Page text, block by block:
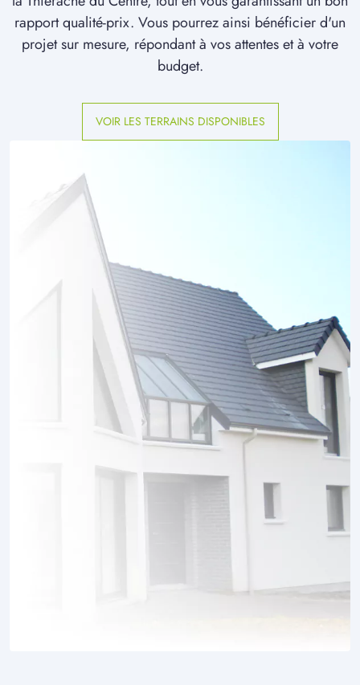
rapport qualité-prix. Vous pourrez ainsi bénéficier d'un
projet sur mesure, répondant à vos attentes et à votre
budget.
VOIR LES TERRAINS DISPONIBLES